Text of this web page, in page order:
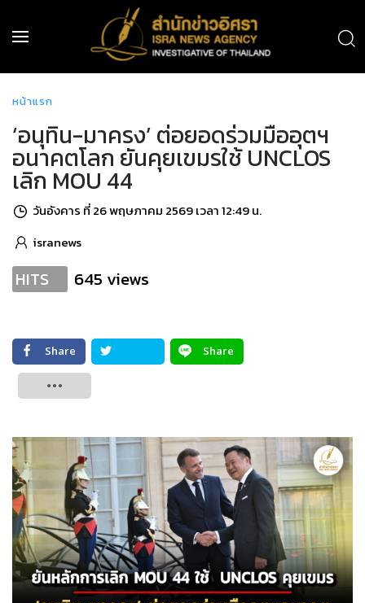
หน้าแรก
‘อนุทิน-มาครง’ ต่อยอดร่วมมืออุตฯ
อนาคตโลก ยันคุยเขมรใช้ UNCLOS
เลิก MOU 44
วันอังคาร ที่ 26 พฤษภาคม 2569 เวลา 12:49 น.
isranews
HITS 645 views
Share
Share